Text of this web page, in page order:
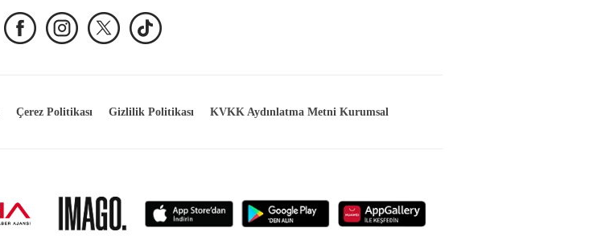
Çerez Politikası Gizlilik Politikası KVKK Aydınlatma Metni Kurumsal